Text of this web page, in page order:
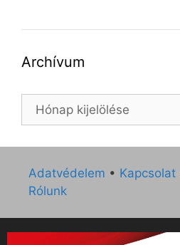
Archívum
Archívum
Adatvédelem • Kapcsolat
Rólunk